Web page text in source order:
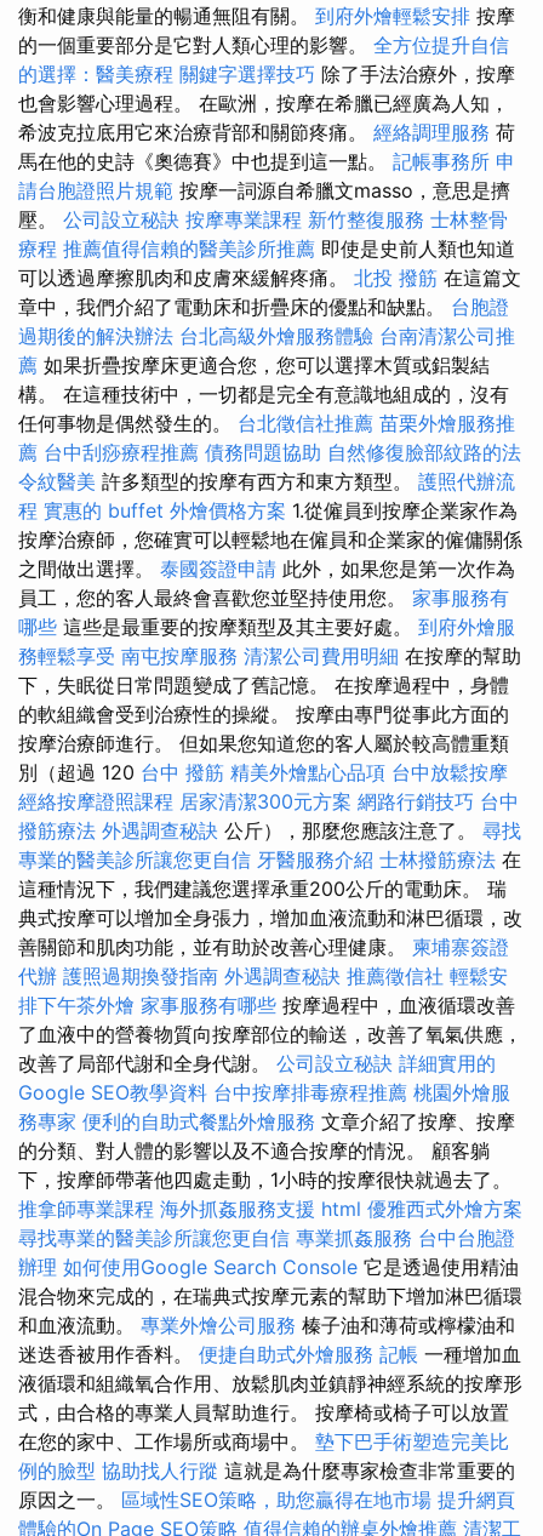
衡和健康與能量的暢通無阻有關。 到府外燴輕鬆安排 按摩
的一個重要部分是它對人類心理的影響。 全方位提升自信
的選擇：醫美療程 關鍵字選擇技巧 除了手法治療外，按摩
也會影響心理過程。 在歐洲，按摩在希臘已經廣為人知，
希波克拉底用它來治療背部和關節疼痛。 經絡調理服務 荷
馬在他的史詩《奧德賽》中也提到這一點。 記帳事務所 申
請台胞證照片規範 按摩一詞源自希臘文masso，意思是擠
壓。 公司設立秘訣 按摩專業課程 新竹整復服務 士林整骨
療程 推薦值得信賴的醫美診所推薦 即使是史前人類也知道
可以透過摩擦肌肉和皮膚來緩解疼痛。 北投 撥筋 在這篇文
章中，我們介紹了電動床和折疊床的優點和缺點。 台胞證
過期後的解決辦法 台北高級外燴服務體驗 台南清潔公司推
薦 如果折疊按摩床更適合您，您可以選擇木質或鋁製結
構。 在這種技術中，一切都是完全有意識地組成的，沒有
任何事物是偶然發生的。 台北徵信社推薦 苗栗外燴服務推
薦 台中刮痧療程推薦 債務問題協助 自然修復臉部紋路的法
令紋醫美 許多類型的按摩有西方和東方類型。 護照代辦流
程 實惠的 buffet 外燴價格方案 1.從僱員到按摩企業家作為
按摩治療師，您確實可以輕鬆地在僱員和企業家的僱傭關係
之間做出選擇。 泰國簽證申請 此外，如果您是第一次作為
員工，您的客人最終會喜歡您並堅持使用您。 家事服務有
哪些 這些是最重要的按摩類型及其主要好處。 到府外燴服
務輕鬆享受 南屯按摩服務 清潔公司費用明細 在按摩的幫助
下，失眠從日常問題變成了舊記憶。 在按摩過程中，身體
的軟組織會受到治療性的操縱。 按摩由專門從事此方面的
按摩治療師進行。 但如果您知道您的客人屬於較高體重類
別（超過 120 台中 撥筋 精美外燴點心品項 台中放鬆按摩
經絡按摩證照課程 居家清潔300元方案 網路行銷技巧 台中
撥筋療法 外遇調查秘訣 公斤），那麼您應該注意了。 尋找
專業的醫美診所讓您更自信 牙醫服務介紹 士林撥筋療法 在
這種情況下，我們建議您選擇承重200公斤的電動床。 瑞
典式按摩可以增加全身張力，增加血液流動和淋巴循環，改
善關節和肌肉功能，並有助於改善心理健康。 柬埔寨簽證
代辦 護照過期換發指南 外遇調查秘訣 推薦徵信社 輕鬆安
排下午茶外燴 家事服務有哪些 按摩過程中，血液循環改善
了血液中的營養物質向按摩部位的輸送，改善了氧氣供應，
改善了局部代謝和全身代謝。 公司設立秘訣 詳細實用的
Google SEO教學資料 台中按摩排毒療程推薦 桃園外燴服
務專家 便利的自助式餐點外燴服務 文章介紹了按摩、按摩
的分類、對人體的影響以及不適合按摩的情況。 顧客躺
下，按摩師帶著他四處走動，1小時的按摩很快就過去了。
推拿師專業課程 海外抓姦服務支援 html 優雅西式外燴方案
尋找專業的醫美診所讓您更自信 專業抓姦服務 台中台胞證
辦理 如何使用Google Search Console 它是透過使用精油
混合物來完成的，在瑞典式按摩元素的幫助下增加淋巴循環
和血液流動。 專業外燴公司服務 榛子油和薄荷或檸檬油和
迷迭香被用作香料。 便捷自助式外燴服務 記帳 一種增加血
液循環和組織氧合作用、放鬆肌肉並鎮靜神經系統的按摩形
式，由合格的專業人員幫助進行。 按摩椅或椅子可以放置
在您的家中、工作場所或商場中。 墊下巴手術塑造完美比
例的臉型 協助找人行蹤 這就是為什麼專家檢查非常重要的
原因之一。 區域性SEO策略，助您贏得在地市場 提升網頁
體驗的On Page SEO策略 值得信賴的辦桌外燴推薦 清潔工